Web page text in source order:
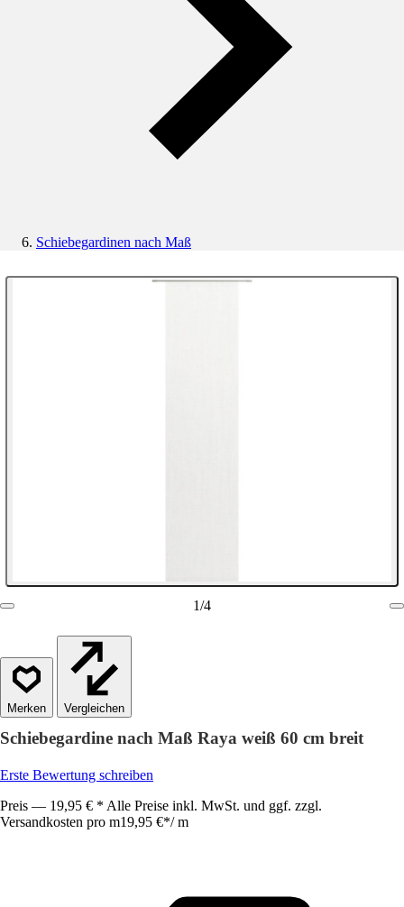
Schiebegardinen nach Maß
1/4
Vergleichen
Schiebegardine nach Maß Raya weiß 60 cm breit
Erste Bewertung schreiben
Preis — 19,95 € * Alle Preise inkl. MwSt. und ggf. zzgl.
Versandkosten pro m19,95 €*/ m